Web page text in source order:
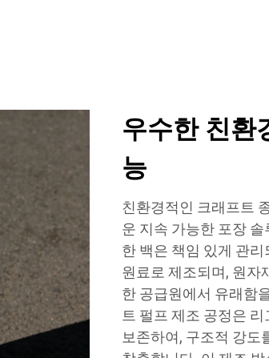
우수한 친환
능
친환경적인 크래프트
운 지속 가능한 포장
한 백은 책임 있게 관
원료로 제조되며, 원자
한 공급원에서 유래함
트 펄프 제조 공정은
보존하여, 구조적 강도